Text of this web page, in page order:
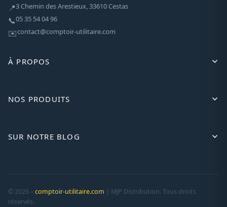
📍3 Chemin des Arestieux, 33610 Cestas
📞05 35 54 04 96
✉️contact@comptoir-utilitaire.com
À PROPOS
NOS PRODUITS
SUR NOTRE BLOG
© 2026 –comptoir-utilitaire.com | MJP Distribution. Tous droits
réservés.